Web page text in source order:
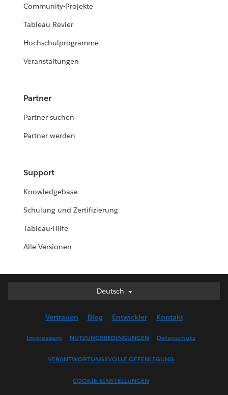
Community-Projekte
Tableau Revier
Hochschulprogramme
Veranstaltungen
Partner
Partner suchen
Partner werden
Support
Knowledgebase
Schulung und Zertifizierung
Tableau-Hilfe
Alle Versionen
Deutsch
Deutsch
English (US)
Français (France)
Vertrauen Blog Entwickler Kontakt
Impressum NUTZUNGSBEDINGUNGEN Datenschutz
VERANTWORTUNGSVOLLE OFFENLEGUNG
COOKIE-EINSTELLUNGEN